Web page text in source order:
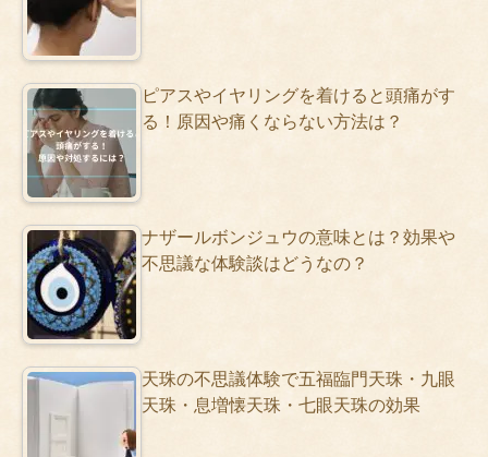
ピアスやイヤリングを着けると頭痛がす
る！原因や痛くならない方法は？
ナザールボンジュウの意味とは？効果や
不思議な体験談はどうなの？
天珠の不思議体験で五福臨門天珠・九眼
天珠・息増懐天珠・七眼天珠の効果